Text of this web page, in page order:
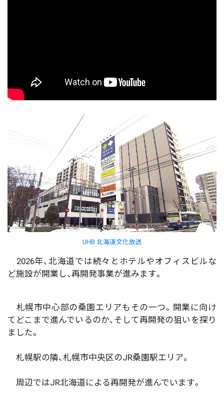
UHB 北海道文化放送
2026年、北海道では続々とホテルやオフィスビルな
ど施設が開業し、再開発事業が進みます。
札幌市中心部の桑園エリアもその一つ。開業に向け
てどこまで進んでいるのか、そして再開発の狙いを探り
ました。
札幌駅の隣、札幌市中央区のJR桑園駅エリア。
周辺ではJR北海道による再開発が進んでいます。